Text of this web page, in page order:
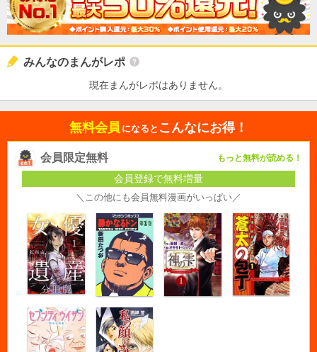
みんなのまんがレポ
現在まんがレポはありません。
無料会員 になると こんなにお得！
会員限定無料 もっと無料が読める！
会員登録で無料増量
＼この他にも会員無料漫画がいっぱい／